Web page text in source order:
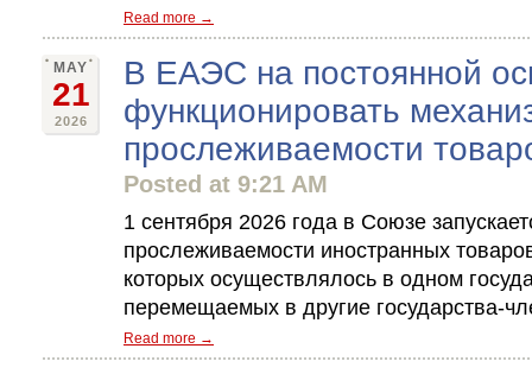
Read more →
MAY
21
2026
В ЕАЭС на постоянной
функционировать
прослеживаемости
Posted at 9:21 AM
1 сентября 2026 года в Союзе
прослеживаемости иностранных
которых осуществлялось в одном
перемещаемых в другие государства-
Read more →